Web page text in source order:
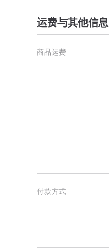
运费与其他信息
商品运费
付款方式